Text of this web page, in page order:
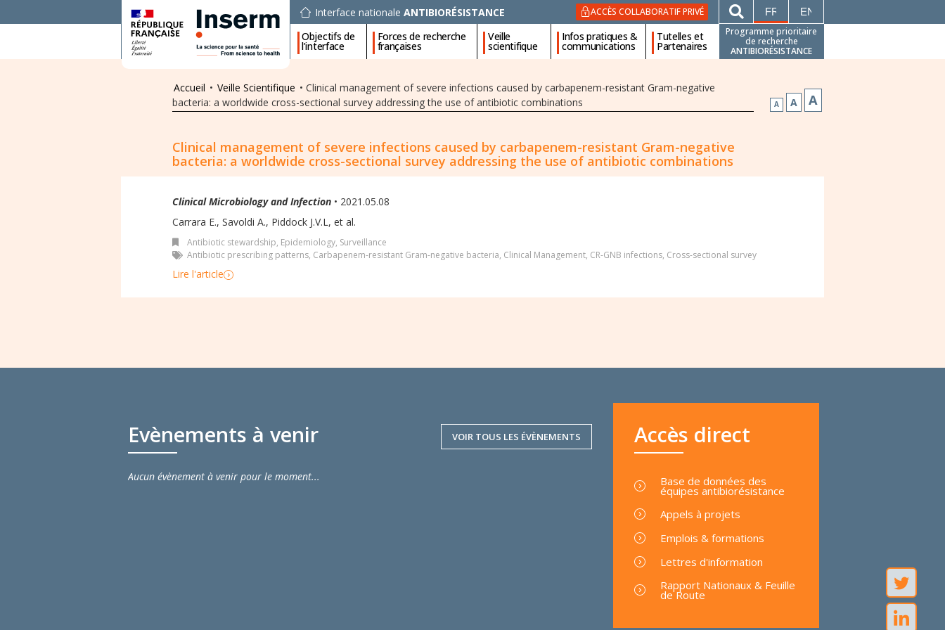
Interface nationale ANTIBIORÉSISTANCE ACCÈS COLLABORATIF PRIVÉ FRANÇAISENGLISH
Objectifs de
l’interface
Forces de recherche
françaises
Veille
scientifique
Infos pratiques &
communications
Tutelles et
Partenaires
Programme prioritaire
de recherche
ANTIBIORÉSISTANCE
Accueil • Veille Scientifique • Clinical management of severe infections caused by carbapenem-resistant Gram-negative
bacteria: a worldwide cross-sectional survey addressing the use of antibiotic combinations
A A A
Clinical management of severe infections caused by carbapenem-resistant Gram-negative
bacteria: a worldwide cross-sectional survey addressing the use of antibiotic combinations
Clinical Microbiology and Infection • 2021.05.08
Carrara E., Savoldi A., Piddock J.V.L, et al.
Antibiotic stewardship, Epidemiology, Surveillance
Antibiotic prescribing patterns, Carbapenem-resistant Gram-negative bacteria, Clinical Management, CR-GNB infections, Cross-sectional survey
Lire l'article
Evènements à venir VOIR TOUS LES ÉVÈNEMENTS
Aucun évènement à venir pour le moment...
Accès direct
Base de données des
équipes antibiorésistance
Appels à projets
Emplois & formations
Lettres d'information
Rapport Nationaux & Feuille
de Route